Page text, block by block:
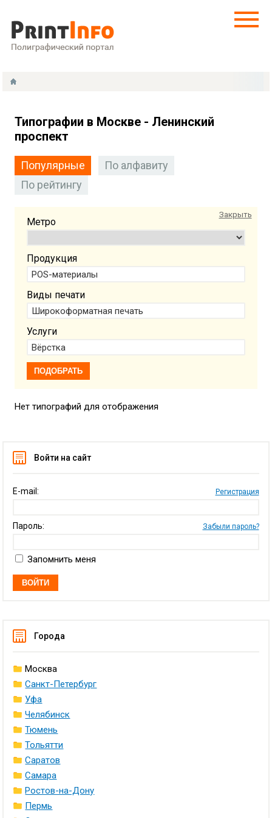
Типографии в Москве - Ленинский
проспект
Популярные
По алфавиту
По рейтингу
Закрыть
Метро
Продукция
Виды печати
Услуги
Нет типографий для отображения
Войти на сайт
E-mail: Регистрация
Пароль: Забыли пароль?
Запомнить меня
Города
Москва
Санкт-Петербург
Уфа
Челябинск
Тюмень
Тольятти
Саратов
Самара
Ростов-на-Дону
Пермь